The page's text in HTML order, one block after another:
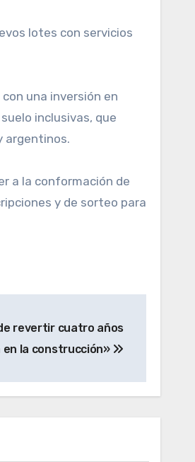
lotes con servicios
una inversión en
inclusivas, que
argentinos.
a la conformación de
y de sorteo para
revertir cuatro años
la construcción»